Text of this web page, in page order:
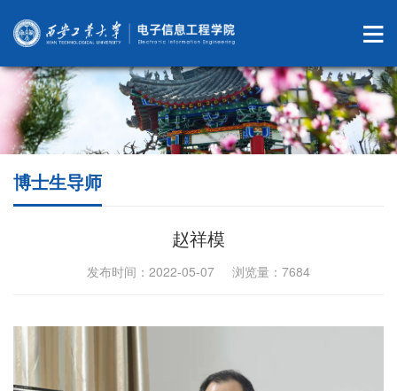
博士生导师
赵祥模
发布时间：2022-05-07 浏览量： 7684